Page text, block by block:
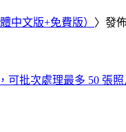
中文版+免費版） 〉發
可批次處理最多 50 張照